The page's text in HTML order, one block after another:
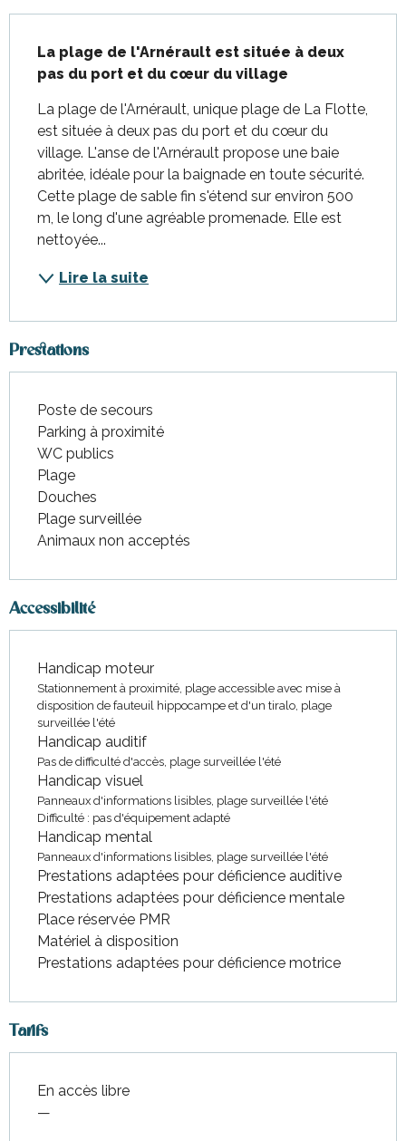
La plage de l'Arnérault est située à deux
pas du port et du cœur du village
La plage de l'Arnérault, unique plage de La Flotte,
est située à deux pas du port et du cœur du
village. L'anse de l'Arnérault propose une baie
abritée, idéale pour la baignade en toute sécurité.
Cette plage de sable fin s'étend sur environ 500
m, le long d'une agréable promenade. Elle est
nettoyée...
Lire la suite
Prestations
Poste de secours
Parking à proximité
WC publics
Plage
Douches
Plage surveillée
Animaux non acceptés
Accessibilité
Handicap moteur
Stationnement à proximité, plage accessible avec mise à
disposition de fauteuil hippocampe et d'un tiralo, plage
surveillée l'été
Handicap auditif
Pas de difficulté d'accès, plage surveillée l'été
Handicap visuel
Panneaux d'informations lisibles, plage surveillée l'été
Difficulté : pas d'équipement adapté
Handicap mental
Panneaux d'informations lisibles, plage surveillée l'été
Prestations adaptées pour déficience auditive
Prestations adaptées pour déficience mentale
Place réservée PMR
Matériel à disposition
Prestations adaptées pour déficience motrice
Tarifs
En accès libre
—